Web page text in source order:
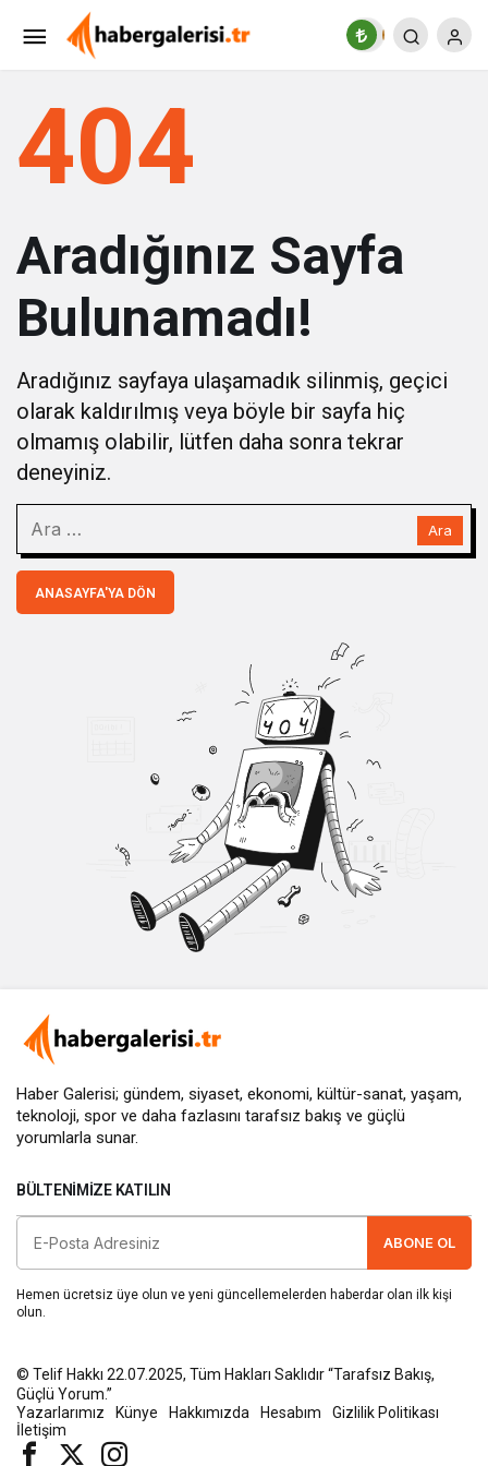
404
Aradığınız Sayfa
Bulunamadı!
Aradığınız sayfaya ulaşamadık silinmiş, geçici
olarak kaldırılmış veya böyle bir sayfa hiç
olmamış olabilir, lütfen daha sonra tekrar
deneyiniz.
ANASAYFA'YA DÖN
Haber Galerisi; gündem, siyaset, ekonomi, kültür-sanat, yaşam,
teknoloji, spor ve daha fazlasını tarafsız bakış ve güçlü
yorumlarla sunar.
BÜLTENIMIZE KATILIN
ABONE OL
Hemen ücretsiz üye olun ve yeni güncellemelerden haberdar olan ilk kişi
olun.
© Telif Hakkı 22.07.2025, Tüm Hakları Saklıdır “Tarafsız Bakış,
Güçlü Yorum.”
Yazarlarımız
Künye Hakkımızda Hesabım
Gizlilik Politikası
İletişim